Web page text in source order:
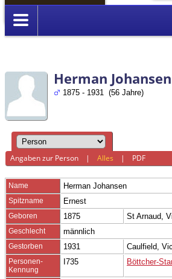
Anmelden
Herman Johansen
1875 - 1931 (56 Jahre)
Angaben zur Person |Alles | PDF
Name Herman Johansen
Spitzname Ernest
Geboren 1875 St Arnaud,
Geschlecht männlich
Gestorben 1931 Caulfield,
Personen-
Kennung
I735 Böttcher-